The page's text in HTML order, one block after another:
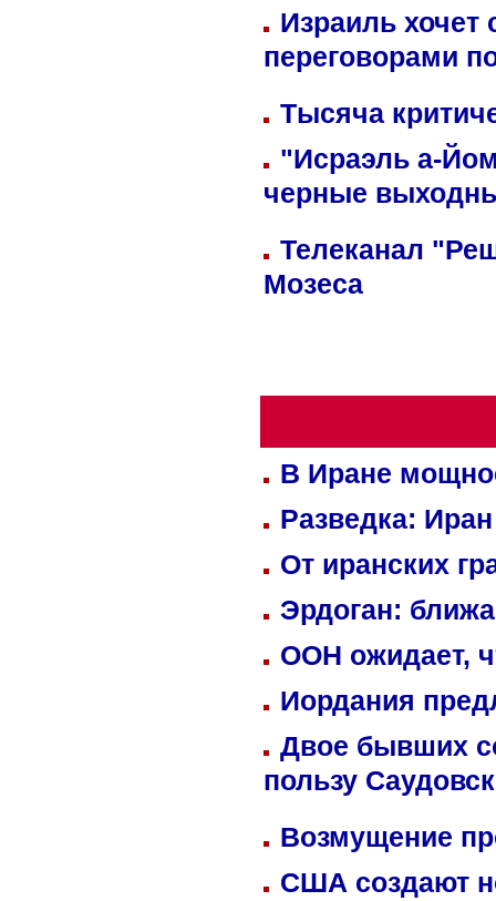
Израиль хочет
переговорами
Тысяча
"Исраэль а-
черные
Телеканал
Мозеса
В Иране
Разведка:
От иранских
Эрдоган:
ООН ожидает,
Иордания
Двое бывших
пользу
Возмущение
США создают